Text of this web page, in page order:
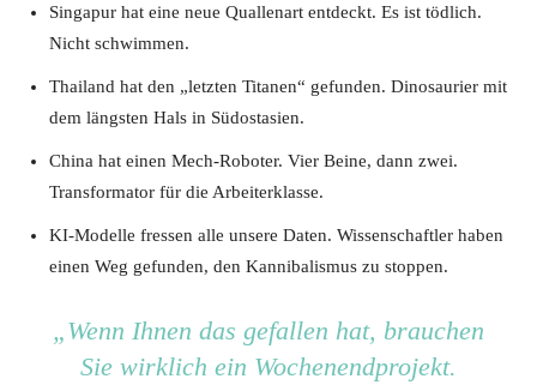
Singapur hat eine neue Quallenart entdeckt. Es ist tödlich.
Nicht schwimmen.
Thailand hat den „letzten Titanen“ gefunden. Dinosaurier mit
dem längsten Hals in Südostasien.
China hat einen Mech-Roboter. Vier Beine, dann zwei.
Transformator für die Arbeiterklasse.
KI-Modelle fressen alle unsere Daten. Wissenschaftler haben
einen Weg gefunden, den Kannibalismus zu stoppen.
„Wenn Ihnen das gefallen hat, brauchen
Sie wirklich ein Wochenendprojekt.